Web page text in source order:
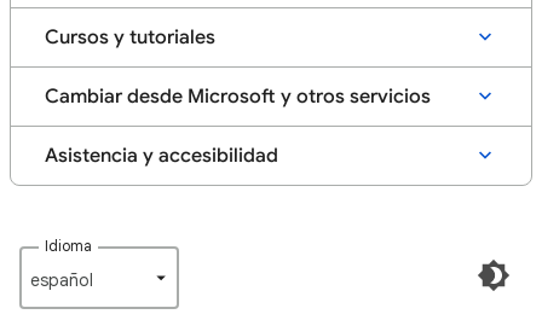
Cursos y tutoriales
Cambiar desde Microsoft y otros servicios
Asistencia y accesibilidad
Idioma
español‎